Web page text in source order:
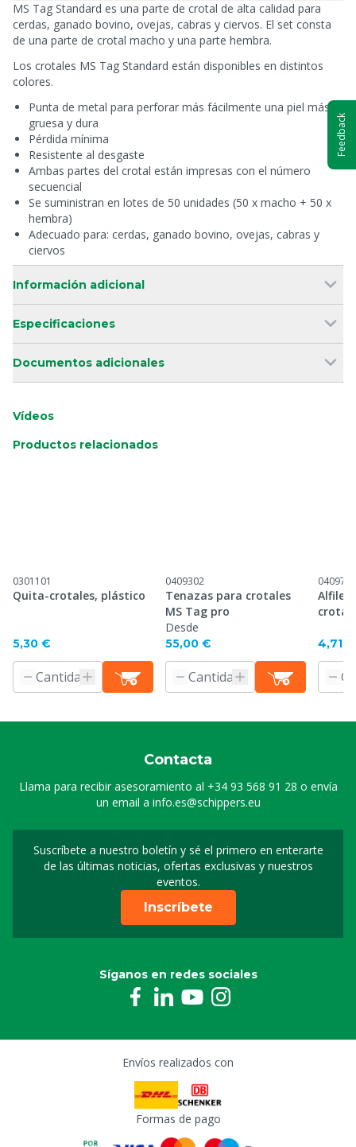
MS Tag Standard es una parte de crotal de alta calidad para
cerdas, ganado bovino, ovejas, cabras y ciervos. El set consta
de una parte de crotal macho y una parte hembra.
Los crotales MS Tag Standard están disponibles en distintos
colores.
Punta de metal para perforar más fácilmente una piel más
gruesa y dura
Pérdida mínima
Resistente al desgaste
Ambas partes del crotal están impresas con el número
secuencial
Se suministran en lotes de 50 unidades (50 x macho + 50 x
hembra)
Adecuado para: cerdas, ganado bovino, ovejas, cabras y
ciervos
Información adicional
Especificaciones
Documentos adicionales
Vídeos
Productos relacionados
0301101
Quita-crotales, plástico
5,30 €
0409302
Tenazas para crotales
MS Tag pro
Desde
55,00 €
0409716
Alfiler
4,71 €
Contacta
Llama para recibir asesoramiento al +34 93 568 91 28 o envía
un email a info.es@schippers.eu
Suscríbete a nuestro boletín y sé el primero en enterarte
de las últimas noticias, ofertas exclusivas y nuestros
eventos.
Suscripción a nuestro
Inscríbete
Síganos en redes sociales
Envíos realizados con
Formas de pago
Feedback